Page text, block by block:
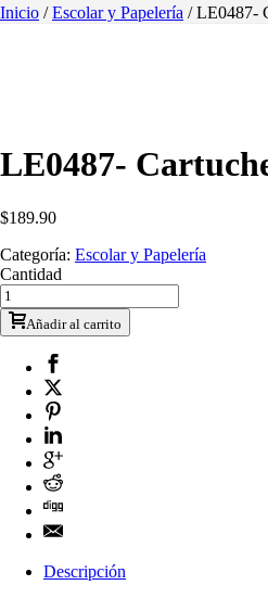
Inicio /Escolar y Papelería / LE0487-
LE0487-
$189.90
Categoría: Escolar y Papelería
Cantidad
Añadir al carrito
Descripción